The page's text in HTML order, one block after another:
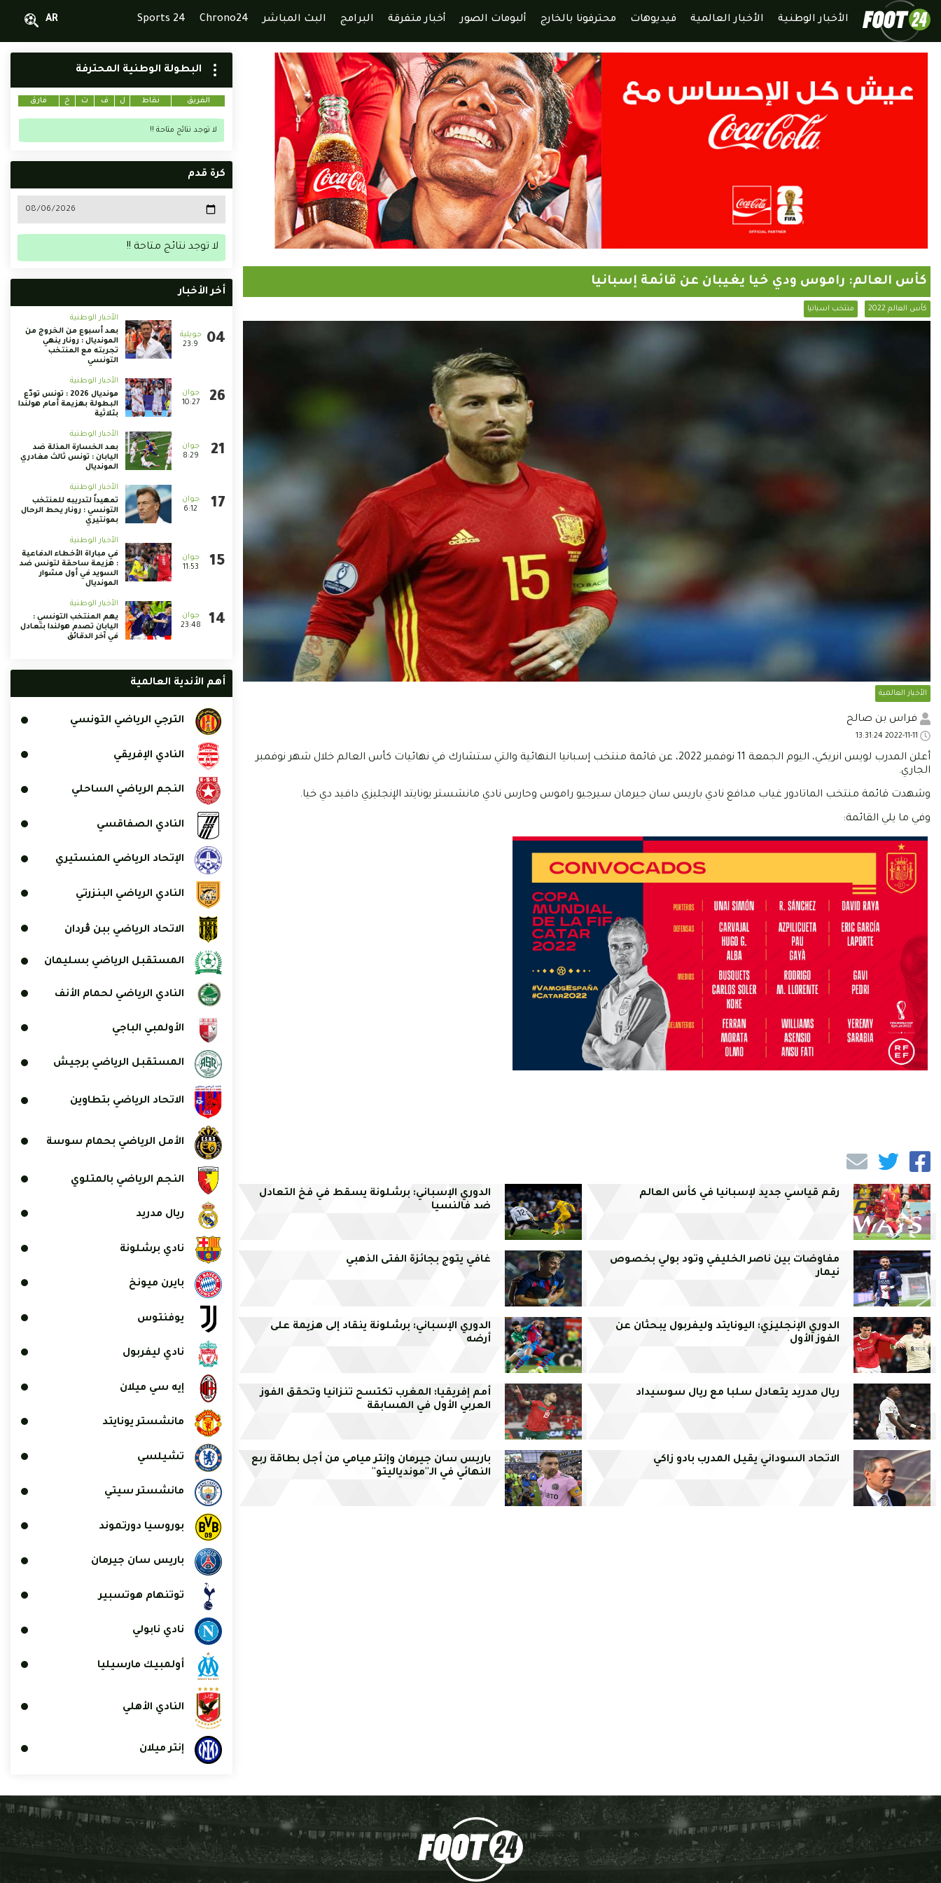
الأخبار الوطنية الأخبار العالمية فيديوهات محترفونا بالخارج ألبومات الصور أخبار متفرقة البرامج البث المباشر Chrono24
Sports 24
AR
كأس العالم: راموس ودي خيا يغيبان عن قائمة إسبانيا
كأس العالم 2022 منتخب اسبانيا
الأخبار العالمية
فراس بن صالح
أعلن المدرب لويس انريكي، اليوم الجمعة 11 نوفمبر 2022، عن قائمة منتخب إسبانيا النهائية والتي ستشارك في نهائيات كأس العالم خلال شهر نوفمبر
الجاري.
وشهدت قائمة منتخب الماتادور غياب مدافع نادي باريس سان جيرمان سيرجيو راموس وحارس نادي مانشستر يونايتد الإنجليزي دافيد دي خيا.
وفي ما يلي القائمة:
رقم قياسي جديد لإسبانيا في كأس العالم
الدوري الإسباني: برشلونة يسقط في فخ التعادل
ضد فالنسيا
مفاوضات بين ناصر الخليفي وتود بولي بخصوص
نيمار
غافي يتوج بجائزة الفتى الذهبي
الدوري الإنجليزي: اليونايتد وليفربول يبحثان عن
الفوز الأول
الدوري الإسباني: برشلونة ينقاد إلى هزيمة على
أرضه
ريال مدريد يتعادل سلبا مع ريال سوسيداد
أمم إفريقيا: المغرب تكتسح تنزانيا وتحقق الفوز
العربي الأول في المسابقة
الاتحاد السوداني يقيل المدرب بادو زاكي
باريس سان جيرمان وإنتر ميامي من أجل بطاقة ربع
النهائي في الـ''موندياليتو''
البطولة الوطنية المحترفة
الفريق نقاط ل ف ت خ فارق
لا توجد نتائج متاحة !!
كرة قدم
لا توجد نتائج متاحة !!
أخر الأخبار
23:9
الأخبار الوطنية
بعد أسبوع من الخروج من
المونديال : رونار ينهي
تجربته مع المنتخب
التونسي
10:27
الأخبار الوطنية
مونديال 2026 : تونس تودّع
البطولة بهزيمة أمام هولندا
بثلاثية
8:29
الأخبار الوطنية
بعد الخسارة المذلة ضد
اليابان : تونس ثالث مغادري
المونديال
6:12
الأخبار الوطنية
تمهيداً لتدريبه للمنتخب
التونسي : رونار يحط الرحال
بمونتيري
11:53
الأخبار الوطنية
في مباراة الأخطاء الدفاعية
: هزيمة ساحقة لتونس ضد
السويد في أول مشوار
المونديال
23:48
الأخبار الوطنية
يهم المنتخب التونسي :
اليابان تصدم هولندا بتعادل
في آخر الدقائق
أهم الأندية العالمية
الترجي الرياضي التونسي
النادي الإفريقي
النجم الرياضي الساحلي
النادي الصفاقسي
الإتحاد الرياضي المنستيري
النادي الرياضي البنزرتي
الاتحاد الرياضي ببن ڨردان
المستقبل الرياضي بسليمان
النادي الرياضي لحمام الأنف
الأولمبي الباجي
المستقبل الرياضي برجيش
الاتحاد الرياضي بتطاوين
الأمل الرياضي بحمام سوسة
النجم الرياضي بالمتلوي
ريال مدريد
نادي برشلونة
بايرن ميونخ
يوفنتوس
نادي ليفربول
إيه سي ميلان
مانشستر يونايتد
تشيلسي
مانشستر سيتي
بوروسيا دورتموند
باريس سان جيرمان
توتنهام هوتسبير
نادي نابولي
أولمبيك مارسيليا
النادي الأهلي
إنتر ميلان